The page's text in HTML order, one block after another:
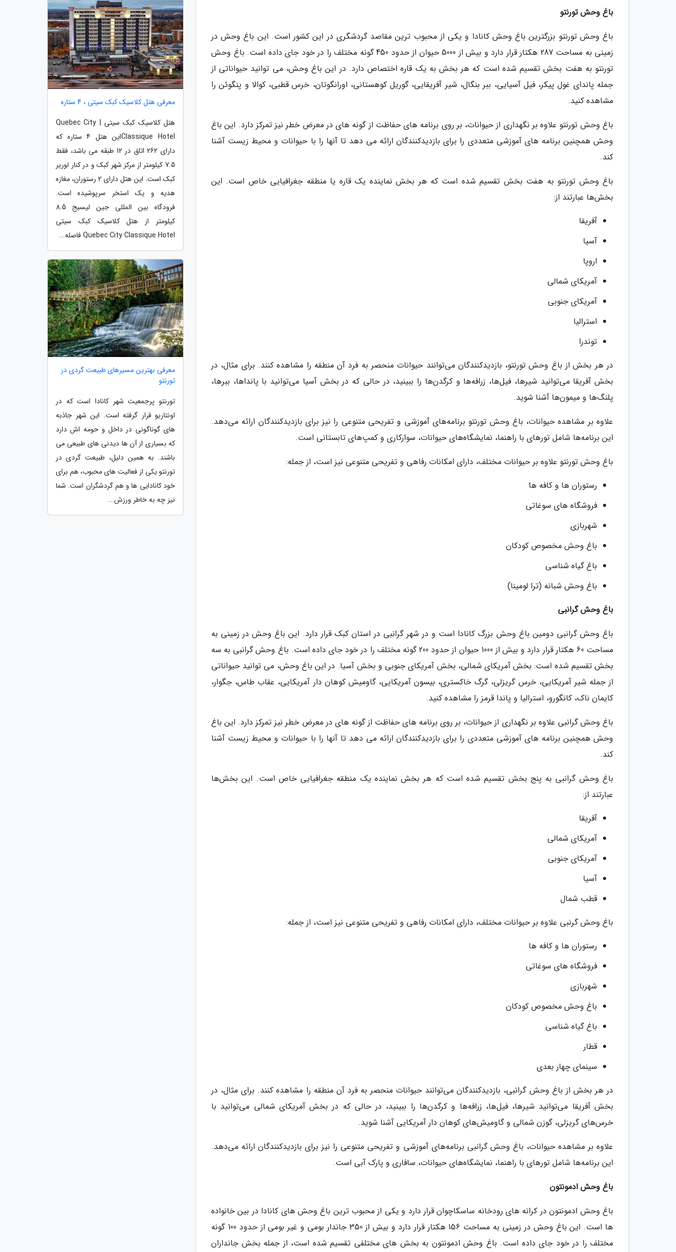
باغ وحش تورنتو
باغ وحش تورنتو بزرگترین باغ وحش کانادا و یکی از محبوب ترین مقاصد گردشگری در این کشور است. این باغ وحش در
زمینی به مساحت 287 هکتار قرار دارد و بیش از 5000 حیوان از حدود 450 گونه مختلف را در خود جای داده است. باغ وحش
تورنتو به هفت بخش تقسیم شده است که هر بخش به یک قاره اختصاص دارد. در این باغ وحش، می توانید حیواناتی از
جمله پاندای غول پیکر، فیل آسیایی، ببر بنگال، شیر آفریقایی، گوریل کوهستانی، اورانگوتان، خرس قطبی، کوالا و پنگوئن را
مشاهده کنید.
باغ وحش تورنتو علاوه بر نگهداری از حیوانات، بر روی برنامه های حفاظت از گونه های در معرض خطر نیز تمرکز دارد. این باغ
وحش همچنین برنامه های آموزشی متعددی را برای بازدیدکنندگان ارائه می دهد تا آنها را با حیوانات و محیط زیست آشنا
کند.
باغ وحش تورنتو به هفت بخش تقسیم شده است که هر بخش نماینده یک قاره یا منطقه جغرافیایی خاص است. این
بخش‌ها عبارتند از:
آفریقا
آسیا
اروپا
آمریکای شمالی
آمریکای جنوبی
استرالیا
توندرا
در هر بخش از باغ وحش تورنتو، بازدیدکنندگان می‌توانند حیوانات منحصر به فرد آن منطقه را مشاهده کنند. برای مثال، در
بخش آفریقا می‌توانید شیرها، فیل‌ها، زرافه‌ها و کرگدن‌ها را ببینید، در حالی که در بخش آسیا می‌توانید با پانداها، ببرها،
پلنگ‌ها و میمون‌ها آشنا شوید.
علاوه بر مشاهده حیوانات، باغ وحش تورنتو برنامه‌های آموزشی و تفریحی متنوعی را نیز برای بازدیدکنندگان ارائه می‌دهد.
این برنامه‌ها شامل تورهای با راهنما، نمایشگاه‌های حیوانات، سوارکاری و کمپ‌های تابستانی است.
باغ وحش تورنتو علاوه بر حیوانات مختلف، دارای امکانات رفاهی و تفریحی متنوعی نیز است، از جمله:
رستوران ها و کافه ها
فروشگاه های سوغاتی
شهربازی
باغ وحش مخصوص کودکان
باغ گیاه شناسی
باغ وحش شبانه (ترا لومینا)
باغ وحش گرانبی
باغ وحش گرانبی دومین باغ وحش بزرگ کانادا است و در شهر گرانبی در استان کبک قرار دارد. این باغ وحش در زمینی به
مساحت 60 هکتار قرار دارد و بیش از 1000 حیوان از حدود 200 گونه مختلف را در خود جای داده است. باغ وحش گرانبی به سه
بخش تقسیم شده است: بخش آمریکای شمالی، بخش آمریکای جنوبی و بخش آسیا. در این باغ وحش، می توانید حیواناتی
از جمله شیر آمریکایی، خرس گریزلی، گرگ خاکستری، بیسون آمریکایی، گاومیش کوهان دار آمریکایی، عقاب طاس، جگوار،
کایمان ناک، کانگورو، استرالیا و پاندا قرمز را مشاهده کنید.
باغ وحش گرانبی علاوه بر نگهداری از حیوانات، بر روی برنامه های حفاظت از گونه های در معرض خطر نیز تمرکز دارد. این باغ
وحش همچنین برنامه های آموزشی متعددی را برای بازدیدکنندگان ارائه می دهد تا آنها را با حیوانات و محیط زیست آشنا
کند.
باغ وحش گرانبی به پنج بخش تقسیم شده است که هر بخش نماینده یک منطقه جغرافیایی خاص است. این بخش‌ها
عبارتند از:
آفریقا
آمریکای شمالی
آمریکای جنوبی
آسیا
قطب شمال
باغ وحش گرنبی علاوه بر حیوانات مختلف، دارای امکانات رفاهی و تفریحی متنوعی نیز است، از جمله:
رستوران ها و کافه ها
فروشگاه های سوغاتی
شهربازی
باغ وحش مخصوص کودکان
باغ گیاه شناسی
قطار
سینمای چهار بعدی
در هر بخش از باغ وحش گرانبی، بازدیدکنندگان می‌توانند حیوانات منحصر به فرد آن منطقه را مشاهده کنند. برای مثال، در
بخش آفریقا می‌توانید شیرها، فیل‌ها، زرافه‌ها و کرگدن‌ها را ببینید، در حالی که در بخش آمریکای شمالی می‌توانید با
خرس‌های گریزلی، گوزن شمالی و گاومیش‌های کوهان دار آمریکایی آشنا شوید.
علاوه بر مشاهده حیوانات، باغ وحش گرانبی برنامه‌های آموزشی و تفریحی متنوعی را نیز برای بازدیدکنندگان ارائه می‌دهد.
این برنامه‌ها شامل تورهای با راهنما، نمایشگاه‌های حیوانات، سافاری و پارک آبی است.
باغ وحش ادمونتون
باغ وحش ادمونتون در کرانه های رودخانه ساسکاچوان قرار دارد و یکی از محبوب ترین باغ وحش های کانادا در بین خانواده
ها است. این باغ وحش در زمینی به مساحت 156 هکتار قرار دارد و بیش از 350 جاندار بومی و غیر بومی از حدود 100 گونه
مختلف را در خود جای داده است. باغ وحش ادمونتون به بخش های مختلفی تقسیم شده است، از جمله بخش جانداران
معرفی هتل کلاسیک کبک سیتی ، 4 ستاره
هتل کلاسیک کبک سیتی | Quebec City
Classique Hotelاین هتل 4 ستاره که
دارای 262 اتاق در 12 طبقه می باشد، فقط
7.5 کیلومتر از مرکز شهر کبک و در کنار لوریر
کبک است. این هتل دارای 2 رستوران، مغازه
هدیه و یک استخر سرپوشیده است.
فرودگاه بین المللی جین لیسیج 8.5
کیلومتر از هتل کلاسیک کبک سیتی
Quebec City Classique Hotel فاصله...
معرفی بهترین مسیرهای طبیعت گردی در
تورنتو
تورنتو پرجمعیت شهر کانادا است که در
اونتاریو قرار گرفته است. این شهر جاذبه
های گوناگونی در داخل و حومه اش دارد
که بسیاری از آن ها دیدنی های طبیعی می
باشند. به همین دلیل، طبیعت گردی در
تورنتو یکی از فعالیت های محبوب، هم برای
خود کانادایی ها و هم گردشگران است. شما
نیز چه به خاطر ورزش...